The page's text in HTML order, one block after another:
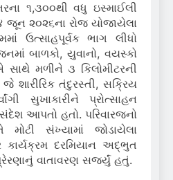
૧,૩૦૦થી વધુ ઇસ્માઈલી
૨૦૨૬ના રોજ યોજાયેલા
ઉત્સાહપૂર્વક ભાગ લીધો
બાળકો, યુવાનો, વયસ્કો
સાથે મળીને ૩ કિલોમીટરની
શારીરિક તંદુરસ્તી, સક્રિય
સુખાકારીને પ્રોત્સાહન
આપતો હતો. પરિવારજનો
સંખ્યામાં જોડાયેલા
દરમિયાન અદ્ભુત
વાતાવરણ સર્જ્યું હતું.